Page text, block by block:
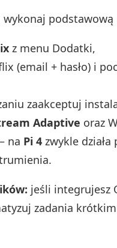
z menu Dodatki,
(email + hasło) i
zaakceptuj
Adaptive oraz
na Pi 4 zwykle działa
jeśli integrujesz
zadania